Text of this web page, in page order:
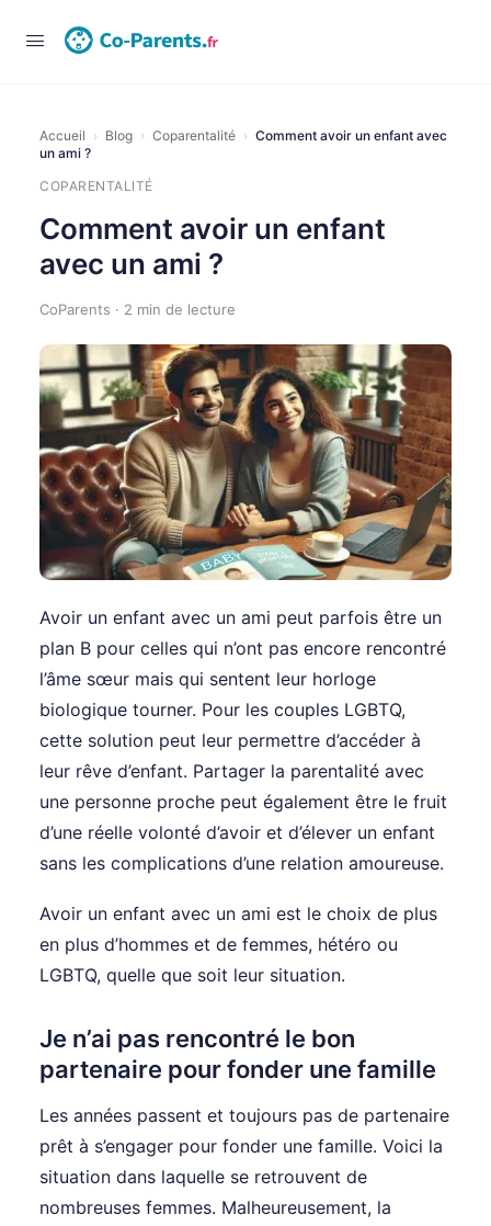
Accueil › Blog › Coparentalité › Comment avoir un enfant avec
un ami ?
COPARENTALITÉ
Comment avoir un enfant
avec un ami ?
CoParents · 2 min de lecture
Avoir un enfant avec un ami peut parfois être un
plan B pour celles qui n’ont pas encore rencontré
l’âme sœur mais qui sentent leur horloge
biologique tourner. Pour les couples LGBTQ,
cette solution peut leur permettre d’accéder à
leur rêve d’enfant. Partager la parentalité avec
une personne proche peut également être le fruit
d’une réelle volonté d’avoir et d’élever un enfant
sans les complications d’une relation amoureuse.
Avoir un enfant avec un ami est le choix de plus
en plus d’hommes et de femmes, hétéro ou
LGBTQ, quelle que soit leur situation.
Je n’ai pas rencontré le bon
partenaire pour fonder une famille
Les années passent et toujours pas de partenaire
prêt à s’engager pour fonder une famille. Voici la
situation dans laquelle se retrouvent de
nombreuses femmes. Malheureusement, la